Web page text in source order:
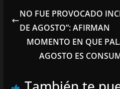
NO FUE PROVOCADO
DE AGOSTO”: AFIRMAN
MOMENTO EN QUE
AGOSTO ES